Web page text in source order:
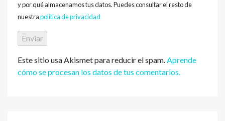
y por qué almacenamos tus datos. Puedes consultar el resto de
nuestrapolítica de privacidad
Este sitio usa Akismet para reducir el spam.Aprende
cómo se procesan los datos de tus comentarios.